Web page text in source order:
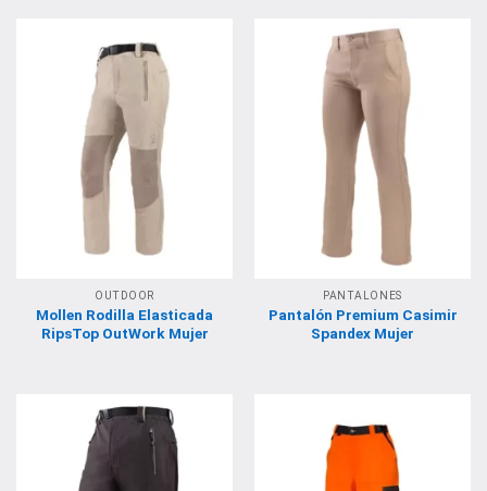
OUTDOOR
Mollen Rodilla Elasticada
RipsTop OutWork Mujer
PANTALONES
Pantalón Premium Casimir
Spandex Mujer